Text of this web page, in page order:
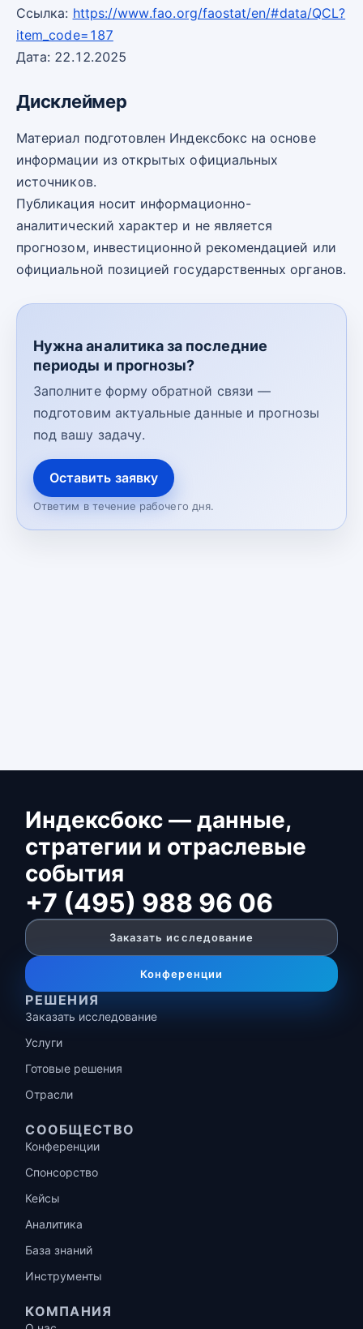
Ссылка: https://www.fao.org/faostat/en/#data/QCL?
item_code=187
Дата: 22.12.2025
Дисклеймер
Материал подготовлен Индексбокс на основе
информации из открытых официальных
источников.
Публикация носит информационно-
аналитический характер и не является
прогнозом, инвестиционной рекомендацией или
официальной позицией государственных органов.
Нужна аналитика за последние
периоды и прогнозы?
Заполните форму обратной связи —
подготовим актуальные данные и прогнозы
под вашу задачу.
Оставить заявку
Ответим в течение рабочего дня.
Индексбокс — данные,
стратегии и отраслевые
события
+7 (495) 988 96 06
Заказать исследование
Конференции
РЕШЕНИЯ
Заказать исследование
Услуги
Готовые решения
Отрасли
СООБЩЕСТВО
Конференции
Спонсорство
Кейсы
Аналитика
База знаний
Инструменты
КОМПАНИЯ